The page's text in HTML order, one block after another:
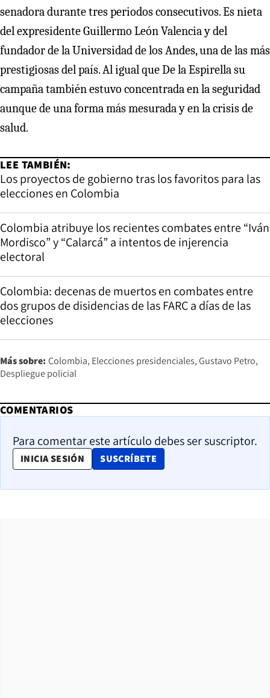
senadora durante tres periodos consecutivos. Es nieta
del expresidente Guillermo León Valencia y del
fundador de la Universidad de los Andes, una de las más
prestigiosas del país. Al igual que De la Espirella su
campaña también estuvo concentrada en la seguridad
aunque de una forma más mesurada y en la crisis de
salud.
LEE TAMBIÉN:
Los proyectos de gobierno tras los favoritos para las
elecciones en Colombia
Colombia atribuye los recientes combates entre “Iván
Mordisco” y “Calarcá” a intentos de injerencia
electoral
Colombia: decenas de muertos en combates entre
dos grupos de disidencias de las FARC a días de las
elecciones
Más sobre: Colombia Elecciones presidenciales Gustavo Petro
Despliegue policial
COMENTARIOS
Para comentar este artículo debes ser suscriptor.
INICIA SESIÓN SUSCRÍBETE
OPENS IN NEW WINDOW